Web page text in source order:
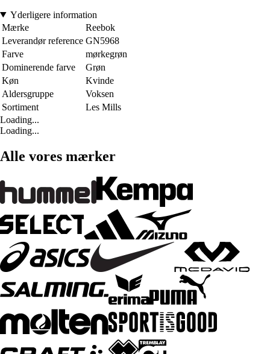
Yderligere information
Mærke
Reebok
Leverandør reference GN5968
Farve
mørkegrøn
Dominerende farve
Grøn
Køn
Kvinde
Aldersgruppe
Voksen
Sortiment
Les Mills
Loading...
Loading...
Alle vores mærker